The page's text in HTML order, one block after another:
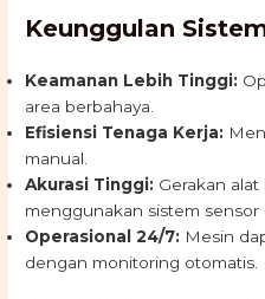
Keunggulan
Keamanan Lebih Tinggi:
area berbahaya.
Efisiensi Tenaga Kerja:
manual.
Akurasi Tinggi: Gerakan
menggunakan sistem sensor
Operasional 24/7: Mesin
dengan monitoring otomatis.